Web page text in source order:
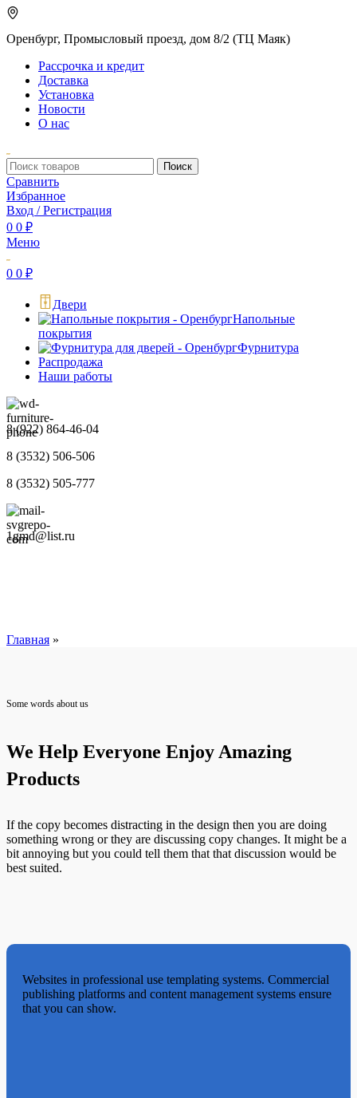
Оренбург, Промысловый проезд, дом 8/2 (ТЦ Маяк)
Рассрочка и кредит
Доставка
Установка
Новости
О нас
Поиск
Сравнить
Избранное
Вход / Регистрация
0 0 ₽
Меню
0 0 ₽
Двери
Напольные
покрытия
Фурнитура
Распродажа
Наши работы
8 (922) 864-46-04
8 (3532) 506-506
8 (3532) 505-777
1gmd@list.ru
Главная »
Some words about us
We Help Everyone Enjoy Amazing
Products
If the copy becomes distracting in the design then you are doing
something wrong or they are discussing copy changes. It might be a
bit annoying but you could tell them that that discussion would be
best suited.
Websites in professional use templating systems. Commercial
publishing platforms and content management systems ensure
that you can show.